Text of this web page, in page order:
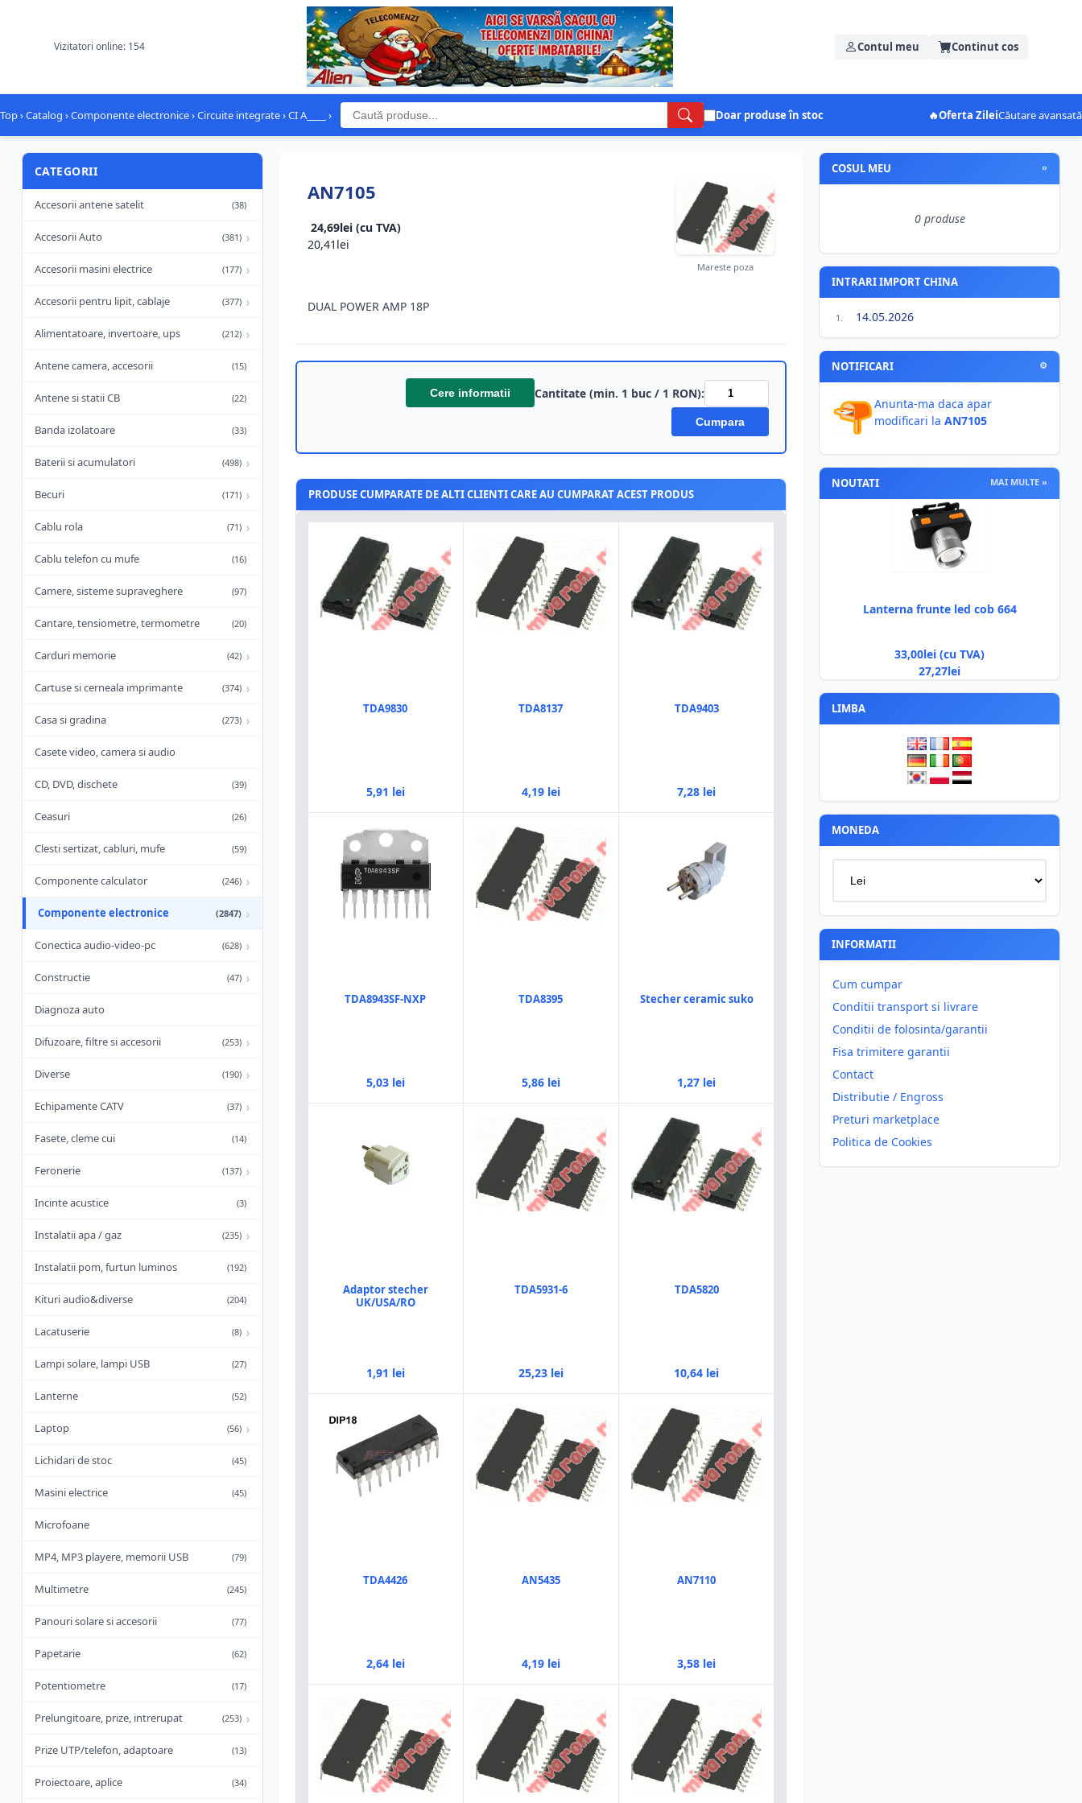
Vizitatori online: 154 Contul meu Continut cos
Top›Catalog ›Componente electronice›Circuite integrate›CI A____ › Doar produse în stoc 🔥Oferta ZileiCăutare avansată
CATEGORII
Accesorii antene satelit (38)
Accesorii Auto (381) ›
Accesorii masini electrice (177) ›
Accesorii pentru lipit, cablaje (377) ›
Alimentatoare, invertoare, ups (212) ›
Antene camera, accesorii (15)
Antene si statii CB (22)
Banda izolatoare (33)
Baterii si acumulatori (498) ›
Becuri (171) ›
Cablu rola (71) ›
Cablu telefon cu mufe (16)
Camere, sisteme supraveghere (97)
Cantare, tensiometre, termometre (20)
Carduri memorie (42) ›
Cartuse si cerneala imprimante (374) ›
Casa si gradina (273) ›
Casete video, camera si audio
CD, DVD, dischete (39)
Ceasuri (26)
Clesti sertizat, cabluri, mufe (59)
Componente calculator (246) ›
Componente electronice (2847) ›
Conectica audio-video-pc (628) ›
Constructie (47) ›
Diagnoza auto
Difuzoare, filtre si accesorii (253) ›
Diverse (190) ›
Echipamente CATV (37) ›
Fasete, cleme cui (14)
Feronerie (137) ›
Incinte acustice (3)
Instalatii apa / gaz (235) ›
Instalatii pom, furtun luminos (192)
Kituri audio&diverse (204)
Lacatuserie (8) ›
Lampi solare, lampi USB (27)
Lanterne (52)
Laptop (56) ›
Lichidari de stoc (45)
Masini electrice (45)
Microfoane
MP4, MP3 playere, memorii USB (79)
Multimetre (245)
Panouri solare si accesorii (77)
Papetarie (62)
Potentiometre (17)
Prelungitoare, prize, intrerupat (253) ›
Prize UTP/telefon, adaptoare (13)
Proiectoare, aplice (34)
AN7105
24,69lei (cu TVA)
20,41lei
Mareste poza
DUAL POWER AMP 18P
Cere informatii Cantitate (min. 1 buc / 1 RON):
Cumpara
PRODUSE CUMPARATE DE ALTI CLIENTI CARE AU CUMPARAT ACEST PRODUS
TDA9830
5,91 lei
TDA8137
4,19 lei
TDA9403
7,28 lei
TDA8943SF-NXP
5,03 lei
TDA8395
5,86 lei
Stecher ceramic suko
1,27 lei
Adaptor stecher
UK/USA/RO
1,91 lei
TDA5931-6
25,23 lei
TDA5820
10,64 lei
TDA4426
2,64 lei
AN5435
4,19 lei
AN7110
3,58 lei
COSUL MEU »
0 produse
INTRARI IMPORT CHINA
1. 14.05.2026
NOTIFICARI ⚙
Anunta-ma daca apar
modificari laAN7105
NOUTATI MAI MULTE »
Lanterna frunte led cob 664
33,00lei (cu TVA)
27,27lei
LIMBA
MONEDA
INFORMATII
Cum cumpar
Conditii transport si livrare
Conditii de folosinta/garantii
Fisa trimitere garantii
Contact
Distributie / Engross
Preturi marketplace
Politica de Cookies